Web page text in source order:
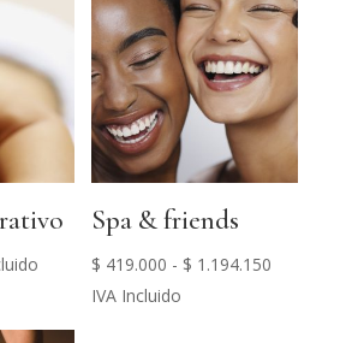
Spa & friends
$ 419.000 - $ 1.194.150
IVA Incluido